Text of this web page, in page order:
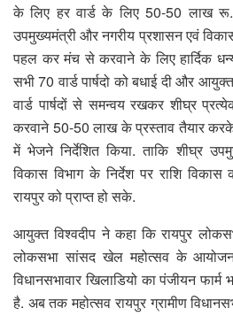
के लिए हर वार्ड के लिए 50-50 लाख
उपमुख्यमंत्री और नगरीय प्रशासन एवं
पहल कर मंच से करवाने के लिए हार्दिक
सभी 70 वार्ड पार्षदो को बधाई दी और
वार्ड पार्षदों से समन्वय रखकर शीघ्र
करवाने 50-50 लाख के प्रस्ताव तैयार करके
में भेजने निर्देशित किया. ताकि शीघ्र
विकास विभाग के निर्देश पर राशि
रायपुर को प्राप्त हो सके.
आयुक्त विश्वदीप ने कहा कि रायपुर
लोकसभा सांसद खेल महोत्सव के आयोजन
विधानसभावार खिलाडियो का पंजीयन फार्म
है. अब तक महोत्सव रायपुर ग्रामीण